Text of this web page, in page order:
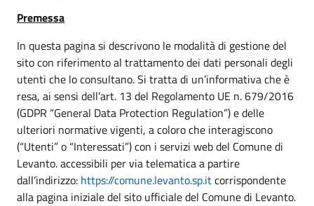
Premessa
In questa pagina si descrivono le modalità di gestione del
sito con riferimento al trattamento dei dati personali degli
utenti che lo consultano. Si tratta di un’informativa che è
resa, ai sensi dell’art. 13 del Regolamento UE n. 679/2016
(GDPR “General Data Protection Regulation”) e delle
ulteriori normative vigenti, a coloro che interagiscono
(“Utenti” o “Interessati”) con i servizi web del Comune di
Levanto. accessibili per via telematica a partire
dall’indirizzo: https://comune.levanto.sp.itcorrispondente
alla pagina iniziale del sito ufficiale del Comune di Levanto.